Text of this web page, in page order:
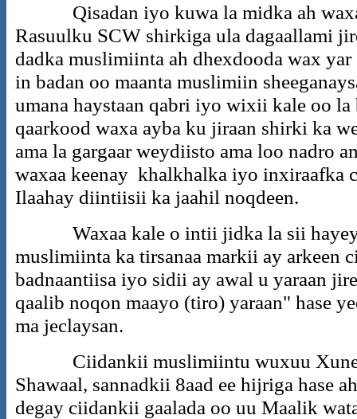
Qisadan iyo kuwa la midka ah waxaa
Rasuulku SCW shirkiga ula dagaallami
dadka muslimiinta ah dhexdooda wax
in badan oo maanta muslimiin
umana haystaan qabri iyo wixii kale oo
qaarkood waxa ayba ku jiraan shirki ka
ama la gargaar weydiisto ama loo nadro
waxaa keenay khalkhalka iyo inxiraafka
Ilaahay diintiisii ka jaahil noqdeen.
Waxaa kale o intii jidka la sii hayey
muslimiinta ka tirsanaa markii ay arkeen
badnaantiisa iyo sidii ay awal u yaraan
qaalib noqon maayo (tiro) yaraan" hase
ma jeclaysan.
Ciidankii muslimiintu wuxuu
Shawaal, sannadkii 8aad ee hijriga hase
degay ciidankii gaalada oo uu Maalik